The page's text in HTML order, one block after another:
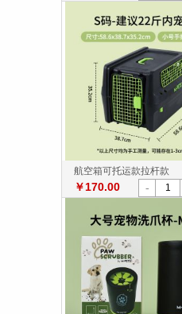
航空箱可托运款拉杆款
￥170.00 -